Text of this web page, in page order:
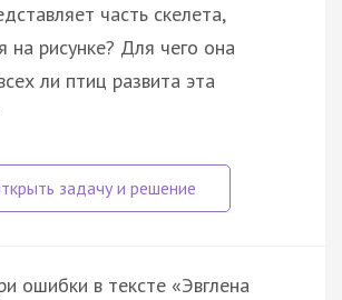
часть скелета,
на рисунке? Для чего она
ли птиц развита эта
ошибки в тексте «Эвглена